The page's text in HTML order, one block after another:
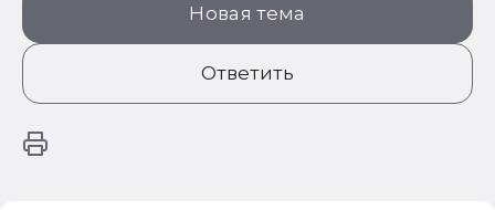
Новая тема
Ответить